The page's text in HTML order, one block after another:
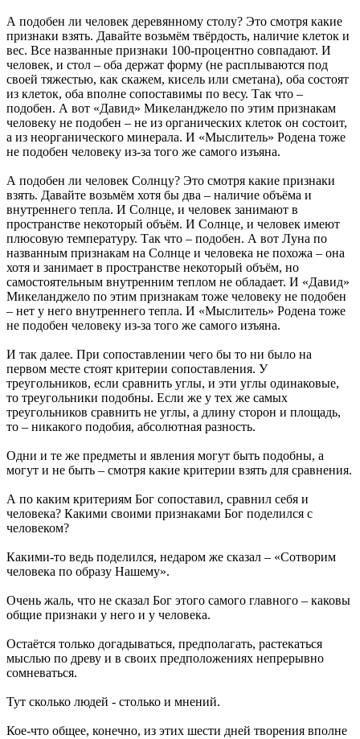
А подобен ли человек деревянному столу? Это смотря какие
признаки взять. Давайте возьмём твёрдость, наличие клеток и
вес. Все названные признаки 100-процентно совпадают. И
человек, и стол – оба держат форму (не расплываются под
своей тяжестью, как скажем, кисель или сметана), оба состоят
из клеток, оба вполне сопоставимы по весу. Так что –
подобен. А вот «Давид» Микеланджело по этим признакам
человеку не подобен – не из органических клеток он состоит,
а из неорганического минерала. И «Мыслитель» Родена тоже
не подобен человеку из-за того же самого изъяна.
А подобен ли человек Солнцу? Это смотря какие признаки
взять. Давайте возьмём хотя бы два – наличие объёма и
внутреннего тепла. И Солнце, и человек занимают в
пространстве некоторый объём. И Солнце, и человек имеют
плюсовую температуру. Так что – подобен. А вот Луна по
названным признакам на Солнце и человека не похожа – она
хотя и занимает в пространстве некоторый объём, но
самостоятельным внутренним теплом не обладает. И «Давид»
Микеланджело по этим признакам тоже человеку не подобен
– нет у него внутреннего тепла. И «Мыслитель» Родена тоже
не подобен человеку из-за того же самого изъяна.
И так далее. При сопоставлении чего бы то ни было на
первом месте стоят критерии сопоставления. У
треугольников, если сравнить углы, и эти углы одинаковые,
то треугольники подобны. Если же у тех же самых
треугольников сравнить не углы, а длину сторон и площадь,
то – никакого подобия, абсолютная разность.
Одни и те же предметы и явления могут быть подобны, а
могут и не быть – смотря какие критерии взять для сравнения.
А по каким критериям Бог сопоставил, сравнил себя и
человека? Какими своими признаками Бог поделился с
человеком?
Какими-то ведь поделился, недаром же сказал – «Сотворим
человека по образу Нашему».
Очень жаль, что не сказал Бог этого самого главного – каковы
общие признаки у него и у человека.
Остаётся только догадываться, предполагать, растекаться
мыслью по древу и в своих предположениях непрерывно
сомневаться.
Тут сколько людей - столько и мнений.
Кое-что общее, конечно, из этих шести дней творения вполне